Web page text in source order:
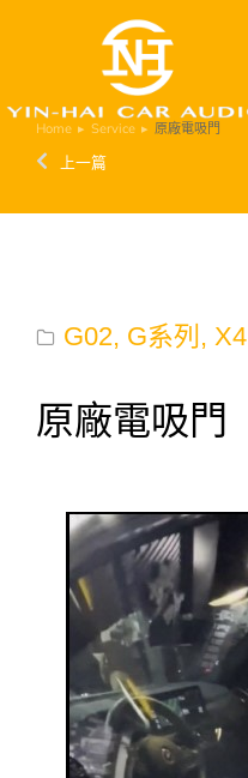
You are here:
Home Service 原廠電吸門
上一篇
G02, G系列 , X4
原廠電吸門